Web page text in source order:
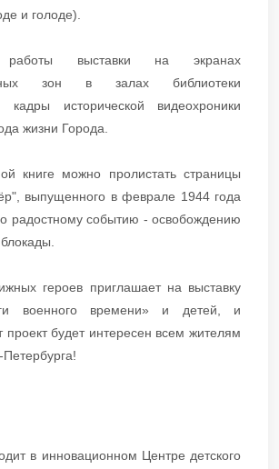
и голоде).
выставки на экранах
зон в залах библиотеки
кадры исторической видеохроники
жизни Города.
книге можно пролистать страницы
выпущенного в феврале 1944 года
радостному событию - освобождению
героев приглашает на выставку
военного времени» и детей, и
проект будет интересен всем жителям
в инновационном Центре детского